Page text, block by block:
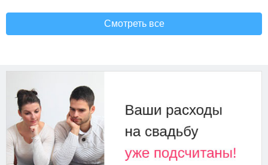
Смотреть все